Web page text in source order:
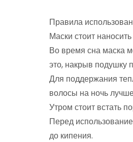
Правила
Маски стоит
Во время сна маска
это, накрыв подушку
Для поддержания
волосы на ночь
Утром стоит встать
Перед
до кипения.